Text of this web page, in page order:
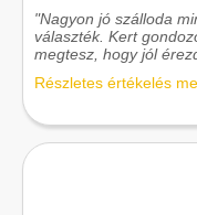
"Nagyon jó szálloda
választék. Kert
megtesz, hogy jól
Részletes értékelés